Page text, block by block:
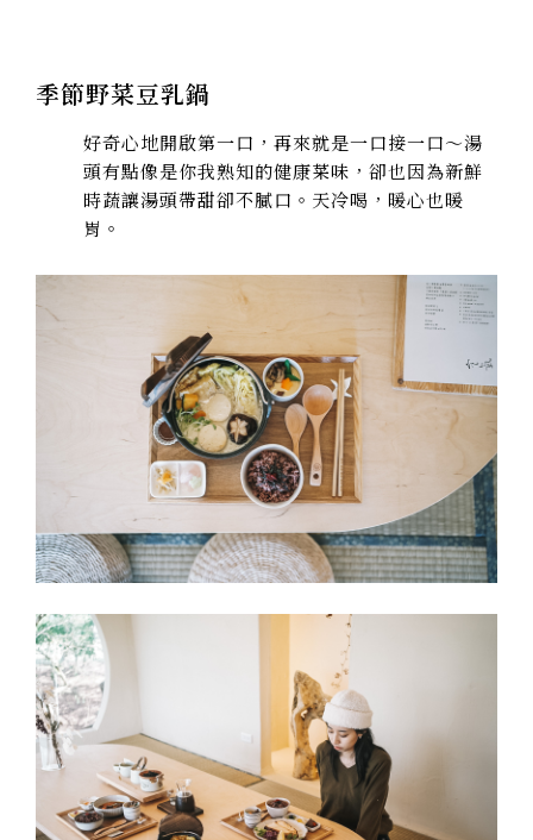
季節野菜豆乳鍋
好奇心地開啟第一口，再來就是一口接一口～湯
頭有點像是你我熟知的健康菜味，卻也因為新鮮
時蔬讓湯頭帶甜卻不膩口。天冷喝，暖心也暖
胃。